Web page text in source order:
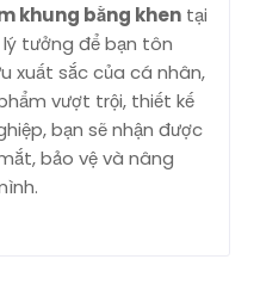
khung bằng khen tại
tưởng để bạn tôn
xuất sắc của cá nhân,
vượt trội, thiết kế
bạn sẽ nhận được
bảo vệ và nâng